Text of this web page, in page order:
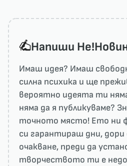
Напиши
Имаш идея? Имаш
силна психика и ще
вероятно идеята ти
няма да я публикуваме?
точното място! Ето ни
си гарантираш дни, дори
очакване, преди да
творчеството ти е